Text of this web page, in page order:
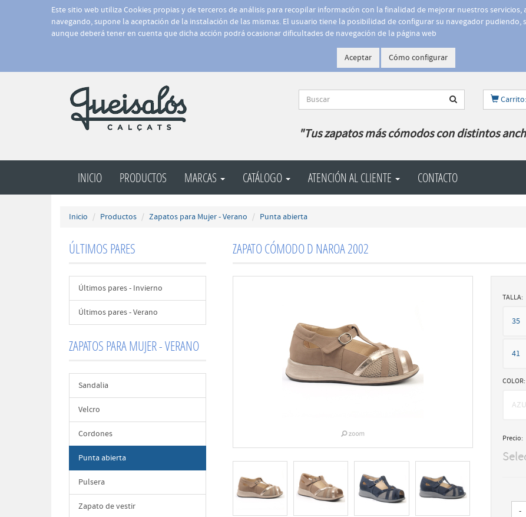
Este sitio web utiliza Cookies propias y de terceros de análisis para recopilar información con la finalidad de mejorar nuestros servicios,
navegando, supone la aceptación de la instalación de las mismas. El usuario tiene la posibilidad de configurar su navegador pudiendo,
aunque deberá tener en cuenta que dicha acción podrá ocasionar dificultades de navegación de la página web
Aceptar Cómo configurar
"Tus zapatos más cómodos con distintos
INICIO PRODUCTOS MARCAS CATÁLOGO ATENCIÓN AL CLIENTE CONTACTO
Inicio Productos Zapatos para Mujer - Verano Punta abierta
ÚLTIMOS PARES
Últimos pares - Invierno
Últimos pares - Verano
ZAPATOS PARA MUJER - VERANO
Sandalia
Velcro
Cordones
Punta abierta
Pulsera
Zapato de vestir
ZAPATO CÓMODO D NAROA 2002
TALLA:
35
41
COLOR:
Precio:
-